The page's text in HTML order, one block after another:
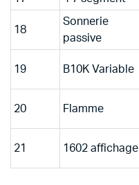
18
Sonnerie
passive
19 B10K Variable
20 Flamme
21 1602 affichage